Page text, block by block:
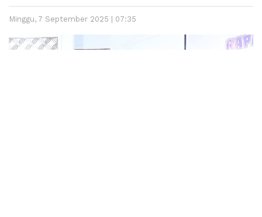
Minggu, 7 September 2025 | 07:35